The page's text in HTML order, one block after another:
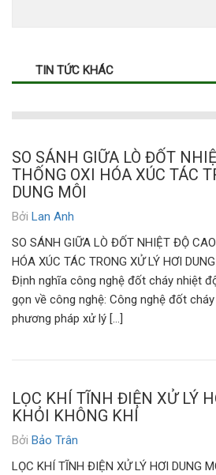
TIN TỨC KHÁC
SO SÁNH GIỮA LÒ ĐỐT
THỐNG OXI HÓA XÚC TÁC
DUNG MÔI
Bởi Lan Anh
SO SÁNH GIỮA LÒ ĐỐT NHIỆT ĐỘ
HÓA XÚC TÁC TRONG XỬ LÝ HƠI
Định nghĩa công nghệ đốt cháy nhiệt
gọn về công nghệ: Công nghệ đốt
phương pháp xử lý […]
LỌC KHÍ TĨNH ĐIỆN XỬ LÝ
KHỎI KHÔNG KHÍ
Bởi Bảo Trân
LỌC KHÍ TĨNH ĐIỆN XỬ LÝ HƠI DUNG